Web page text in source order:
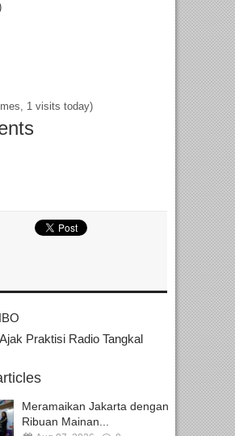
1 visits today)
Praktisi Radio Tangkal
Meramaikan Jakarta dengan
Ribuan Mainan...